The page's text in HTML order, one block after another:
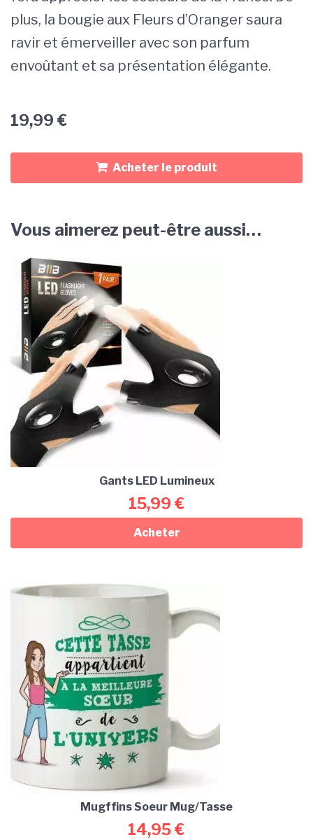
plus, la bougie aux Fleurs d’Oranger saura
ravir et émerveiller avec son parfum
envoûtant et sa présentation élégante.
19,99 €
Acheter le produit
Vous aimerez peut-être aussi…
Gants LED Lumineux
15,99 €
Acheter
Mugffins Soeur Mug/Tasse
14,95€